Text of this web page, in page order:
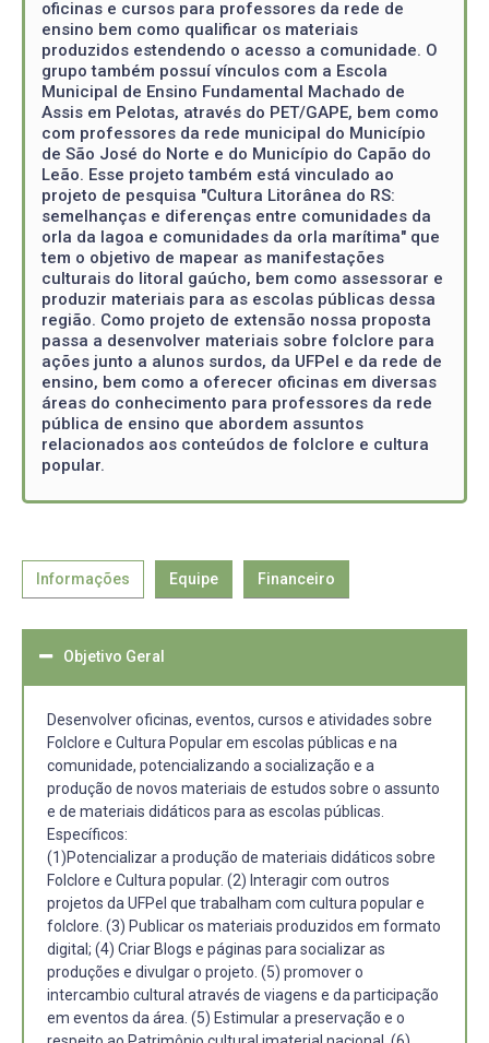
oficinas e cursos para professores da rede de
ensino bem como qualificar os materiais
produzidos estendendo o acesso a comunidade. O
grupo também possuí vínculos com a Escola
Municipal de Ensino Fundamental Machado de
Assis em Pelotas, através do PET/GAPE, bem como
com professores da rede municipal do Município
de São José do Norte e do Município do Capão do
Leão. Esse projeto também está vinculado ao
projeto de pesquisa "Cultura Litorânea do RS:
semelhanças e diferenças entre comunidades da
orla da lagoa e comunidades da orla marítima" que
tem o objetivo de mapear as manifestações
culturais do litoral gaúcho, bem como assessorar e
produzir materiais para as escolas públicas dessa
região. Como projeto de extensão nossa proposta
passa a desenvolver materiais sobre folclore para
ações junto a alunos surdos, da UFPel e da rede de
ensino, bem como a oferecer oficinas em diversas
áreas do conhecimento para professores da rede
pública de ensino que abordem assuntos
relacionados aos conteúdos de folclore e cultura
popular.
Informações Equipe Financeiro
Objetivo Geral
Desenvolver oficinas, eventos, cursos e atividades sobre
Folclore e Cultura Popular em escolas públicas e na
comunidade, potencializando a socialização e a
produção de novos materiais de estudos sobre o assunto
e de materiais didáticos para as escolas públicas.
Específicos:
(1)Potencializar a produção de materiais didáticos sobre
Folclore e Cultura popular. (2) Interagir com outros
projetos da UFPel que trabalham com cultura popular e
folclore. (3) Publicar os materiais produzidos em formato
digital; (4) Criar Blogs e páginas para socializar as
produções e divulgar o projeto. (5) promover o
intercambio cultural através de viagens e da participação
em eventos da área. (5) Estimular a preservação e o